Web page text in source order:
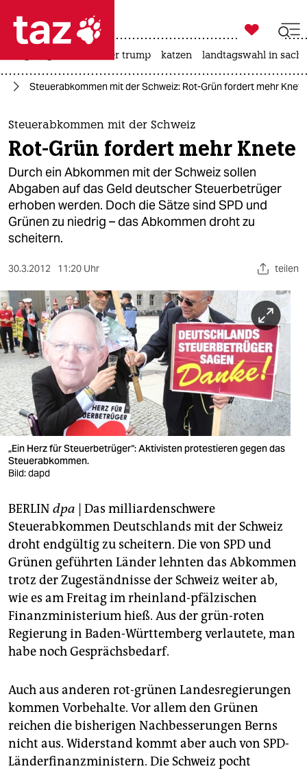
 taz zahl ich
taz zahl ich
themen
politik
öko
gesellschaft
kultur
berlin
nord
wahrheit
verlag
verlag
veranstaltungen
fragen & hilfe
unterstützen
abo
genossenschaft
epaper login

taz zahl ich
usa unter trump katzen landtagswahl in
Steuerabkommen mit der Schweiz: Rot-Grün fordert mehr Knete
Steuerabkommen mit der Schweiz
Rot-Grün fordert mehr Knete
Durch ein Abkommen mit der Schweiz sollen
Abgaben auf das Geld deutscher Steuerbetrüger
erhoben werden. Doch die Sätze sind SPD und
Grünen zu niedrig – das Abkommen droht zu
scheitern.
30.3.2012 11:20 Uhr teilen
„Ein Herz für Steuerbetrüger“: Aktivisten protestieren gegen das
Steuerabkommen.
Bild: dapd
BERLIN dpa | Das milliardenschwere
Steuerabkommen Deutschlands mit der Schweiz
droht endgültig zu scheitern. Die von SPD und
Grünen geführten Länder lehnten das Abkommen
trotz der Zugeständnisse der Schweiz weiter ab,
wie es am Freitag im rheinland-pfälzischen
Finanzministerium hieß. Aus der grün-roten
Regierung in Baden-Württemberg verlautete, man
habe noch Gesprächsbedarf.
Auch aus anderen rot-grünen Landesregierungen
kommen Vorbehalte. Vor allem den Grünen
reichen die bisherigen Nachbesserungen Berns
nicht aus. Widerstand kommt aber auch von SPD-
Länderfinanzministern. Die Schweiz pocht